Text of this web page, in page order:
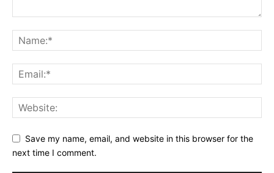
Save my name, email, and website in this browser for the
next time I comment.